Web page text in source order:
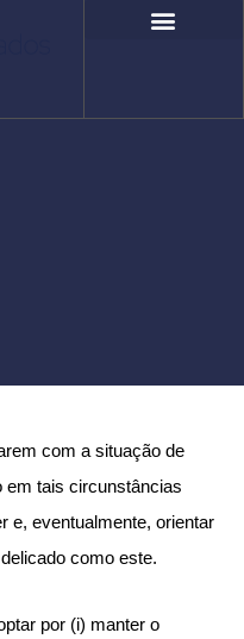
com a situação de
em tais circunstâncias
e, eventualmente, orientar
como este.
por (i) manter o